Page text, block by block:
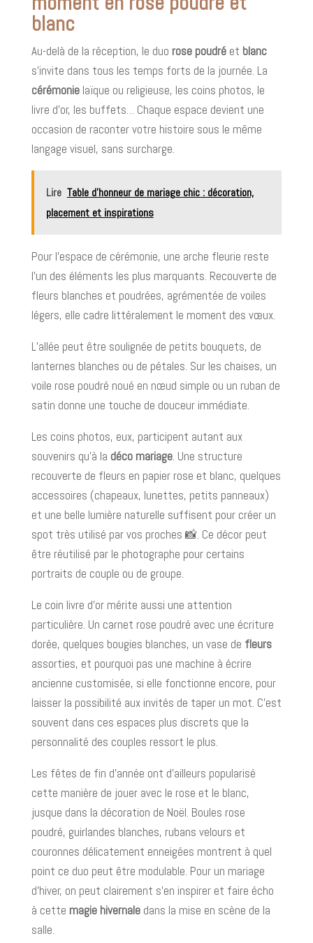
blanc
Au-delà de la réception, le duo rose poudréet blanc
s’invite dans tous les temps forts de la journée. La
cérémonielaïque ou religieuse, les coins photos, le
livre d’or, les buffets… Chaque espace devient une
occasion de raconter votre histoire sous le même
langage visuel, sans surcharge.
Lire Table d’honneur de mariage chic : décoration,
placement et inspirations
Pour l’espace de cérémonie, une arche fleurie reste
l’un des éléments les plus marquants. Recouverte de
fleurs blanches et poudrées, agrémentée de voiles
légers, elle cadre littéralement le moment des vœux.
L’allée peut être soulignée de petits bouquets, de
lanternes blanches ou de pétales. Sur les chaises, un
voile rose poudré noué en nœud simple ou un ruban de
satin donne une touche de douceur immédiate.
Les coins photos, eux, participent autant aux
souvenirs qu’à la déco mariage. Une structure
recouverte de fleurs en papier rose et blanc, quelques
accessoires (chapeaux, lunettes, petits panneaux)
et une belle lumière naturelle suffisent pour créer un
spot très utilisé par vos proches 📸. Ce décor peut
être réutilisé par le photographe pour certains
portraits de couple ou de groupe.
Le coin livre d’or mérite aussi une attention
particulière. Un carnet rose poudré avec une écriture
dorée, quelques bougies blanches, un vase de fleurs
assorties, et pourquoi pas une machine à écrire
ancienne customisée, si elle fonctionne encore, pour
laisser la possibilité aux invités de taper un mot. C’est
souvent dans ces espaces plus discrets que la
personnalité des couples ressort le plus.
Les fêtes de fin d’année ont d’ailleurs popularisé
cette manière de jouer avec le rose et le blanc,
jusque dans la décoration de Noël. Boules rose
poudré, guirlandes blanches, rubans velours et
couronnes délicatement enneigées montrent à quel
point ce duo peut être modulable. Pour un mariage
d’hiver, on peut clairement s’en inspirer et faire écho
à cette magie hivernaledans la mise en scène de la
salle.